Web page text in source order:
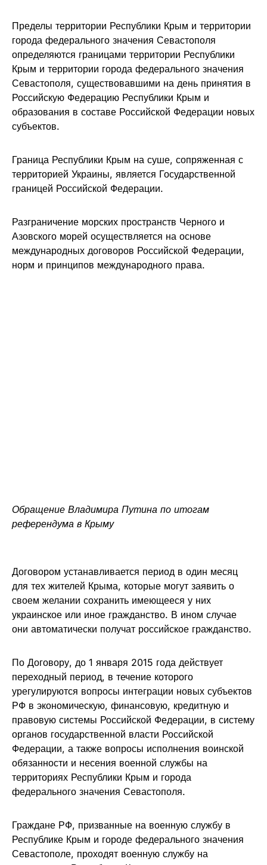
Пределы территории Республики Крым и территории
города федерального значения Севастополя
определяются границами территории Республики
Крым и территории города федерального значения
Севастополя, существовавшими на день принятия в
Российскую Федерацию Республики Крым и
образования в составе Российской Федерации новых
субъектов.
Граница Республики Крым на суше, сопряженная с
территорией Украины, является Государственной
границей Российской Федерации.
Разграничение морских пространств Черного и
Азовского морей осуществляется на основе
международных договоров Российской Федерации,
норм и принципов международного права.
Обращение Владимира Путина по итогам
референдума в Крыму
Договором устанавливается период в один месяц
для тех жителей Крыма, которые могут заявить о
своем желании сохранить имеющееся у них
украинское или иное гражданство. В ином случае
они автоматически получат российское гражданство.
По Договору, до 1 января 2015 года действует
переходный период, в течение которого
урегулируются вопросы интеграции новых субъектов
РФ в экономическую, финансовую, кредитную и
правовую системы Российской Федерации, в систему
органов государственной власти Российской
Федерации, а также вопросы исполнения воинской
обязанности и несения военной службы на
территориях Республики Крым и города
федерального значения Севастополя.
Граждане РФ, призванные на военную службу в
Республике Крым и городе федерального значения
Севастополе, проходят военную службу на